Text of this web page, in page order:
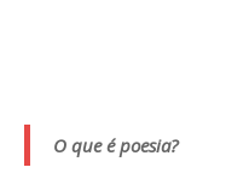
O que é poesia?